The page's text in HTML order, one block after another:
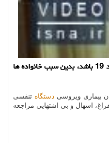
به گزارش خود درمانی عضو كمیته كشوری كرونا با اشاره به تغییر علائم و نشانه های ویروس كووید 19 با شروع فصل تابستان، اظهار داشت: بعضی از علائم گوارشی می تواند نشانه كووید 19 باشد، بدین سبب خانواده ها
دستگاه تنفسی
اسهال و بی اشتهایی مراجعه